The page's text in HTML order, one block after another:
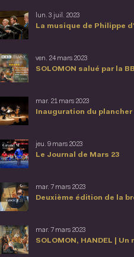
La musique de Philippe
lun. 3 juil. 2023
SOLOMON salué par la
ven. 24 mars 2023
Inauguration du
mar. 21 mars 2023
Le Journal de Mars 23
jeu. 9 mars 2023
Deuxième édition de la
mar. 7 mars 2023
SOLOMON, HANDEL |
mar. 7 mars 2023